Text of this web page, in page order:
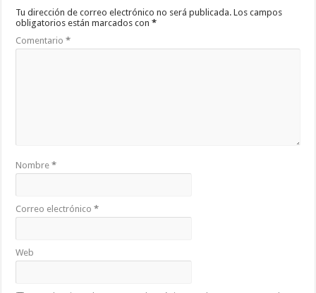
Tu dirección de correo electrónico no será publicada. Los campos
obligatorios están marcados con*
Comentario*
Nombre*
Correo electrónico*
Web